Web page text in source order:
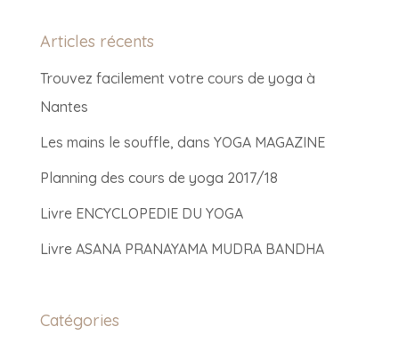
Articles récents
Trouvez facilement votre cours de yoga à
Nantes
Les mains le souffle, dans YOGA MAGAZINE
Planning des cours de yoga 2017/18
Livre ENCYCLOPEDIE DU YOGA
Livre ASANA PRANAYAMA MUDRA BANDHA
Catégories